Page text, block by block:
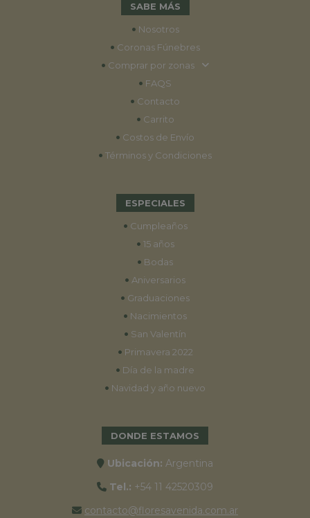
SABE MÁS
• Nosotros
• Coronas Fúnebres
• Comprar por zonas
• FAQS
• Contacto
• Carrito
• Costos de Envío
• Términos y Condiciones
ESPECIALES
• Cumpleaños
• 15 años
• Bodas
• Aniversarios
• Graduaciones
• Nacimientos
• San Valentín
• Primavera 2022
• Día de la madre
• Navidad y año nuevo
DONDE ESTAMOS
Ubicación: Argentina
Tel.: +54 11 42520309
contacto@floresavenida.com.ar